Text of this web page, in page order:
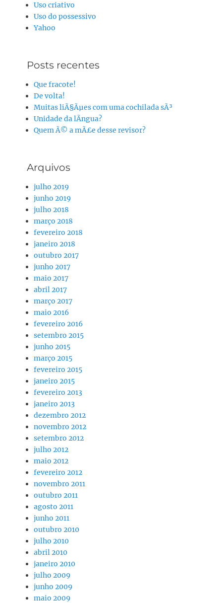
Uso criativo
Uso do possessivo
Yahoo
Posts recentes
Que fracote!
De volta!
Muitas liÃ§Ãµes com uma cochilada sÃ³
Unidade da lÃ­ngua?
Quem Ã© a mÃ£e desse revisor?
Arquivos
julho 2019
junho 2019
julho 2018
março 2018
fevereiro 2018
janeiro 2018
outubro 2017
junho 2017
maio 2017
abril 2017
março 2017
maio 2016
fevereiro 2016
setembro 2015
junho 2015
março 2015
fevereiro 2015
janeiro 2015
fevereiro 2013
janeiro 2013
dezembro 2012
novembro 2012
setembro 2012
julho 2012
maio 2012
fevereiro 2012
novembro 2011
outubro 2011
agosto 2011
junho 2011
outubro 2010
julho 2010
abril 2010
janeiro 2010
julho 2009
junho 2009
maio 2009